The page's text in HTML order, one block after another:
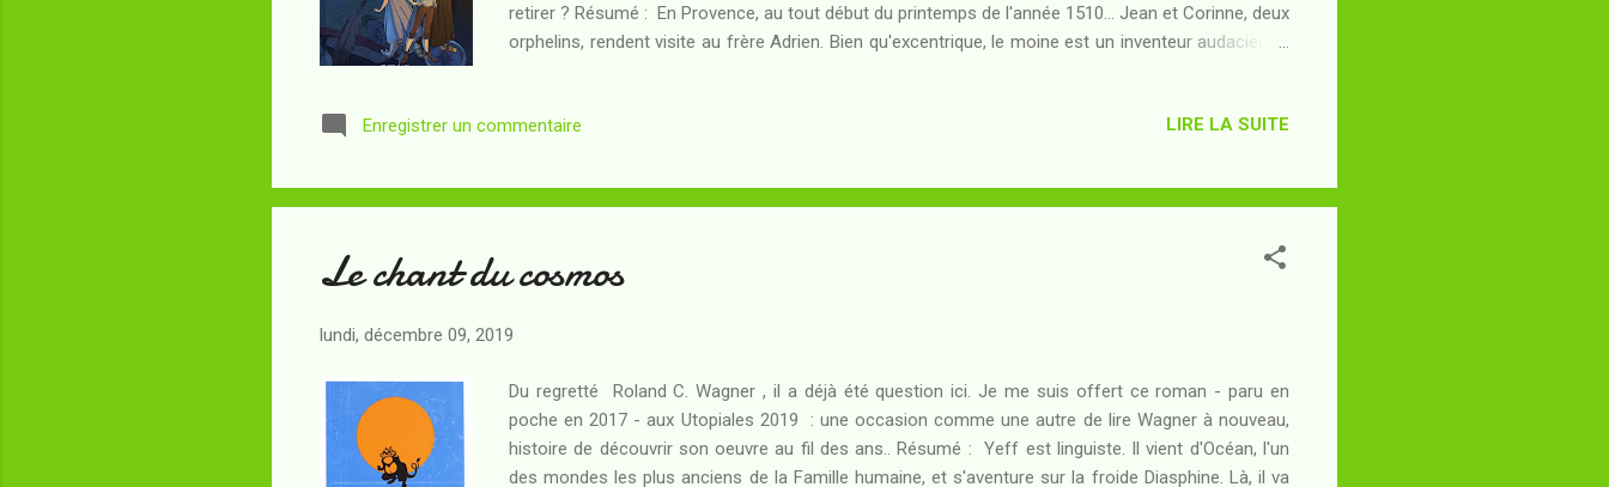
retirer ? Résumé : En Provence, au tout début du printemps de l'année 1510... Jean et Corinne, deux
orphelins, rendent visite au frère Adrien. Bien qu'excentrique, le moine est un inventeur audacieux -
visite de courtoisie : le Comte Dubois, qui les héberge depuis que des bandits ont mis à sac leur
chapelle dédiée à la Vierge Marie. Aussi, lorsque les enfants pré...
Enregistrer un commentaire LIRE LA SUITE
Le chant du cosmos
lundi, décembre 09, 2019
Du regretté Roland C. Wagner , il a déjà été question ici. Je me suis offert ce roman - paru en
poche en 2017 - aux Utopiales 2019 : une occasion comme une autre de lire Wagner à nouveau,
histoire de découvrir son oeuvre au fil des ans.. Résumé : Yeff est linguiste. Il vient d'Océan, l'un
des mondes les plus anciens de la Famille humaine, et s'aventure sur la froide Diasphine. Là, il va